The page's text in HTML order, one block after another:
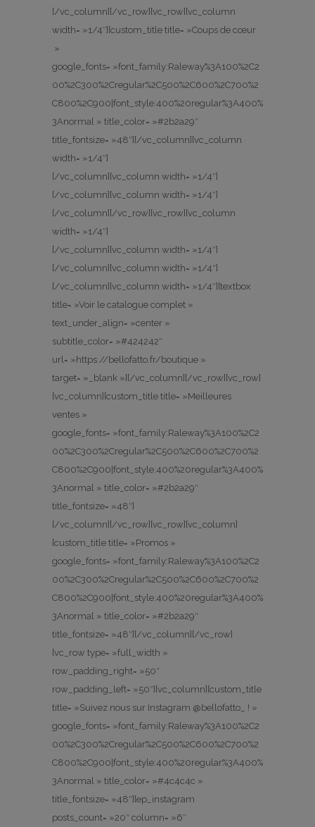
[/vc_column][/vc_row][vc_row][vc_column
width= »1/4″][custom_title title= »Coups de cœur
»
google_fonts= »font_family:Raleway%3A100%2C2
00%2C300%2Cregular%2C500%2C600%2C700%2
C800%2C900|font_style:400%20regular%3A400%
3Anormal » title_color= »#2b2a29″
title_fontsize= »48″][/vc_column][vc_column
width= »1/4″]
[/vc_column][vc_column width= »1/4″]
[/vc_column][vc_column width= »1/4″]
[/vc_column][/vc_row][vc_row][vc_column
width= »1/4″]
[/vc_column][vc_column width= »1/4″]
[/vc_column][vc_column width= »1/4″]
[/vc_column][vc_column width= »1/4″][textbox
title= »Voir le catalogue complet »
text_under_align= »center »
subtitle_color= »#424242″
url= »https://bellofatto.fr/boutique »
target= »_blank »][/vc_column][/vc_row][vc_row]
[vc_column][custom_title title= »Meilleures
ventes »
google_fonts= »font_family:Raleway%3A100%2C2
00%2C300%2Cregular%2C500%2C600%2C700%2
C800%2C900|font_style:400%20regular%3A400%
3Anormal » title_color= »#2b2a29″
title_fontsize= »48″]
[/vc_column][/vc_row][vc_row][vc_column]
[custom_title title= »Promos »
google_fonts= »font_family:Raleway%3A100%2C2
00%2C300%2Cregular%2C500%2C600%2C700%2
C800%2C900|font_style:400%20regular%3A400%
3Anormal » title_color= »#2b2a29″
title_fontsize= »48″][/vc_column][/vc_row]
[vc_row type= »full_width »
row_padding_right= »50″
row_padding_left= »50″][vc_column][custom_title
title= »Suivez nous sur Instagram @bellofatto_ ! »
google_fonts= »font_family:Raleway%3A100%2C2
00%2C300%2Cregular%2C500%2C600%2C700%2
C800%2C900|font_style:400%20regular%3A400%
3Anormal » title_color= »#4c4c4c »
title_fontsize= »48″][ep_instagram
posts_count= »20″ column= »6″